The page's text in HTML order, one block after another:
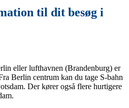
til dit besøg i
eller lufthavnen (Brandenburg) er
Berlin centrum kan du tage S-bahn
Der kører også flere hurtigere